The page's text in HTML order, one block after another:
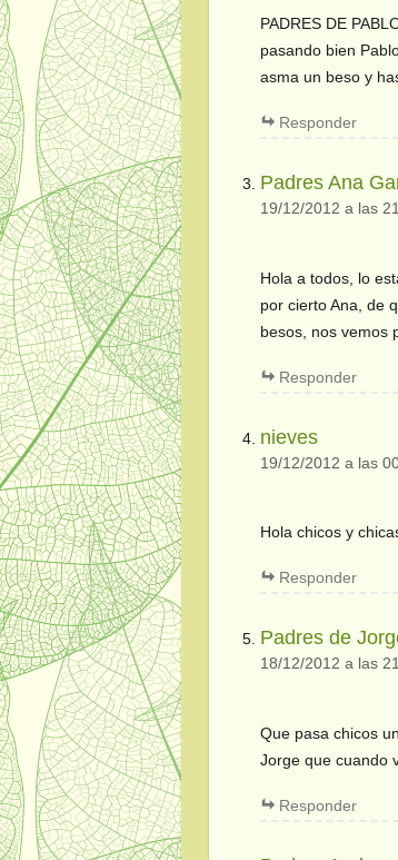
PADRES DE
pasando bien
asma un beso y
Responder
Padres Ana
19/12/2012 a las
Hola a todos, lo
por cierto Ana, de
besos, nos vemos
Responder
nieves
19/12/2012 a las
Hola chicos y
Responder
Padres de
18/12/2012 a las
Que pasa chicos
Jorge que cuando
Responder